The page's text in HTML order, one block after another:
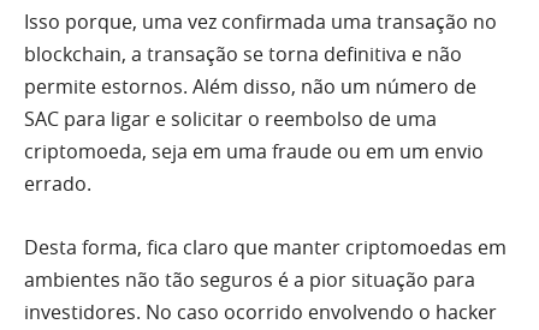
Isso porque, uma vez confirmada uma transação no
blockchain, a transação se torna definitiva e não
permite estornos. Além disso, não um número de
SAC para ligar e solicitar o reembolso de uma
criptomoeda, seja em uma fraude ou em um envio
errado.
Desta forma, fica claro que manter criptomoedas em
ambientes não tão seguros é a pior situação para
investidores. No caso ocorrido envolvendo o hacker